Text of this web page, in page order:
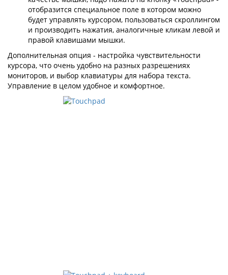
отобразится специальное поле в котором можно
будет управлять курсором, пользоваться скроллингом
и производить нажатия, аналогичные кликам левой и
правой клавишами мышки.
Дополнительная опция - настройка чувствительности
курсора, что очень удобно на разных разрешениях
мониторов, и выбор клавиатуры для набора текста.
Управление в целом удобное и комфортное.